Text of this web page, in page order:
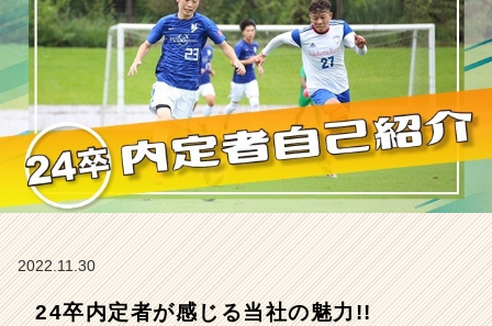
会
社
イ
ン
フ
ォ
メ
ー
シ
イ
2022.11.30
24卒内定者が感じる当社の魅力!!